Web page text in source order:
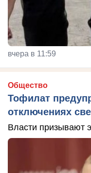
вчера в 11:59
Общество
Тофилат
отключениях
Власти призывают